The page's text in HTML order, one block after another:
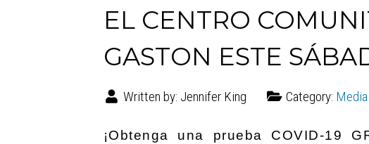
EL CENTRO
GASTON ESTE
Written by: Jennifer King Category:
¡Obtenga una prueba COVID-19